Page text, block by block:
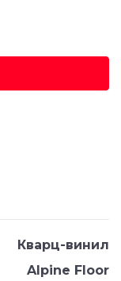
Кварц-винил
Alpine Floor